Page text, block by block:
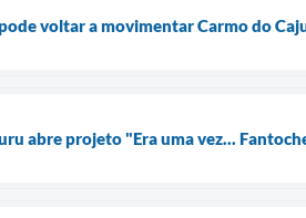
voltar a movimentar Carmo do
abre projeto "Era uma vez...